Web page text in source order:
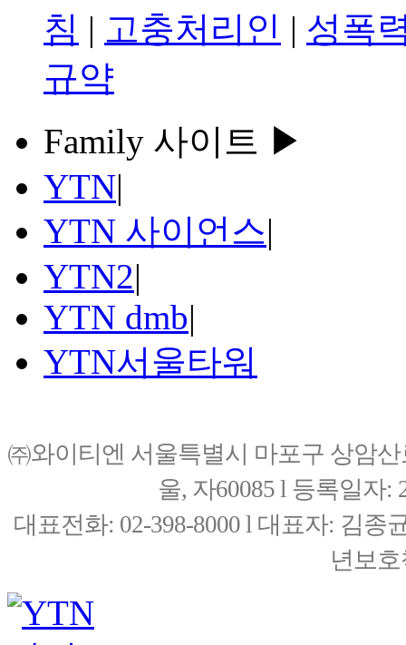
침 | 고충처리인 | 성폭
규약
Family 사이트 ▶
YTN|
YTN 사이언스|
YTN2|
YTN dmb|
YTN서울타워
㈜와이티엔 서울특별시 마포구 상암
울, 자60085 l 등록일자:
대표전화: 02-398-8000 l 대표자: 김종
년보